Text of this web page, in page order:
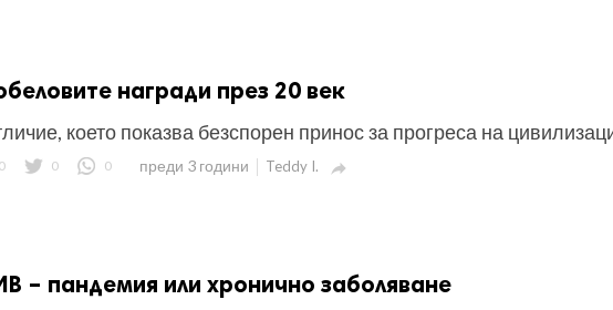
награди през 20 век
което показва безспорен принос за прогреса на
0 0 0 преди 3 години Teddy I. 
– пандемия или хронично заболяване